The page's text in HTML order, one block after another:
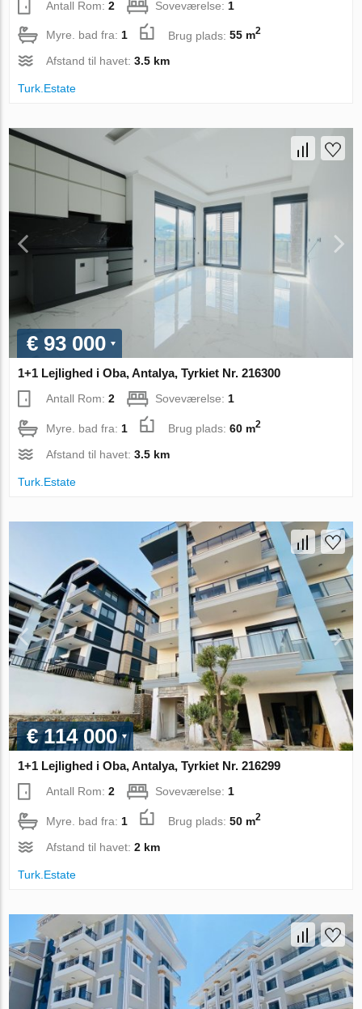
Antall Rom:2 Soveværelse: 1
Myre. bad fra:1 Brug plads:55 m2
Afstand til havet:3.5 km
Turk.Estate
€ 93 000
1+1 Lejlighed i Oba, Antalya, Tyrkiet Nr. 216300
Antall Rom:2 Soveværelse: 1
Myre. bad fra: 1 Brug plads:60 m2
Afstand til havet:3.5 km
Turk.Estate
€ 114 000
1+1 Lejlighed i Oba, Antalya, Tyrkiet Nr. 216299
Antall Rom:2 Soveværelse:1
Myre. bad fra: 1 Brug plads:50 m2
Afstand til havet:2 km
Turk.Estate